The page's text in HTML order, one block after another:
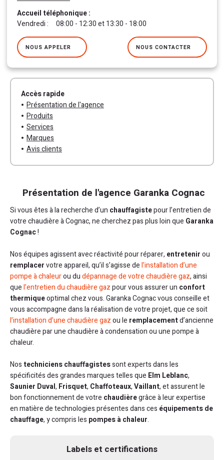
AFFICHER LA CARTE
Accueil téléphonique :
Lundi :
08:00 - 12:30 et 13:30 - 18:00
Mardi : 08:00 - 12:30 et 13:30 - 18:00
Mercredi : 08:00 - 12:30 et 13:30 - 18:00
Jeudi : 08:00 - 12:30 et 13:30 - 18:00
Vendredi :
08:00 - 12:30 et 13:30 - 18:00
Samedi :
fermé
Dimanche : fermé
NOUS APPELER NOUS CONTACTER
Accès rapide
Présentation de l'agence
Produits
Services
Marques
Avis clients
Présentation de l'agence Garanka Cognac
Si vous êtes à la recherche d’un chauffagistepour l’entretien de
votre chaudière à Cognac, ne cherchez pas plus loin que Garanka
Cognac!
Nos équipes agissent avec réactivité pour réparer, entretenirou
remplacervotre appareil, qu’il s’agisse del’installation d’une
pompe à chaleurou dudépannage de votre chaudière gaz, ainsi
quel’entretien du chaudière gazpour vous assurer un confort
thermiqueoptimal chez vous. Garanka Cognac vous conseille et
vous accompagne dans la réalisation de votre projet, que ce soit
l’installation d’une chaudière gazou le remplacementd’ancienne
chaudière par une chaudière à condensation ou une pompe à
chaleur.
Nos techniciens chauffagistessont experts dans les
spécificités des grandes marques telles que Elm Leblanc,
Saunier Duval, Frisquet, Chaffoteaux,Vaillant, et assurent le
bon fonctionnement de votre chaudièregrâce à leur expertise
en matière de technologies présentes dans ces équipements de
chauffage, y compris les pompes à chaleur.
Labels et certifications